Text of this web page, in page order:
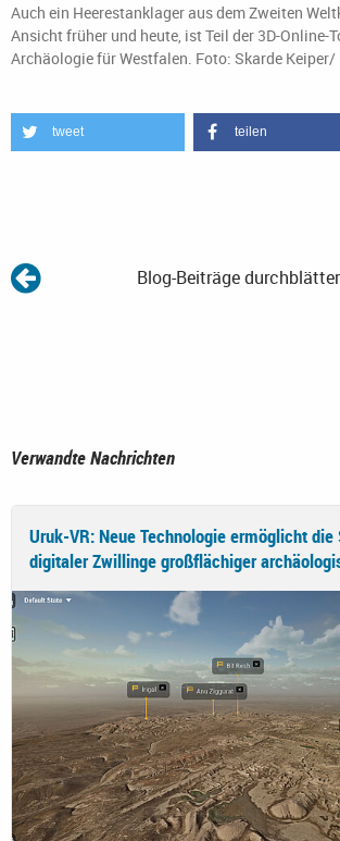
Auch ein Heerestanklager aus dem Zweiten
Ansicht früher und heute, ist Teil der 3D-Online-
Archäologie für Westfalen. Foto: Skarde
tweet teilen
Blog-Beiträge
Verwandte Nachrichten
Uruk-VR: Neue Technologie ermöglicht die
digitaler Zwillinge großflächiger